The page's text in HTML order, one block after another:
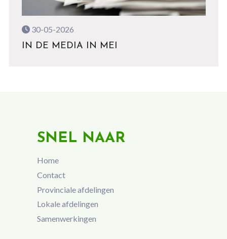
30-05-2026
IN DE MEDIA IN MEI
SNEL NAAR
Home
Contact
Provinciale afdelingen
Lokale afdelingen
Samenwerkingen